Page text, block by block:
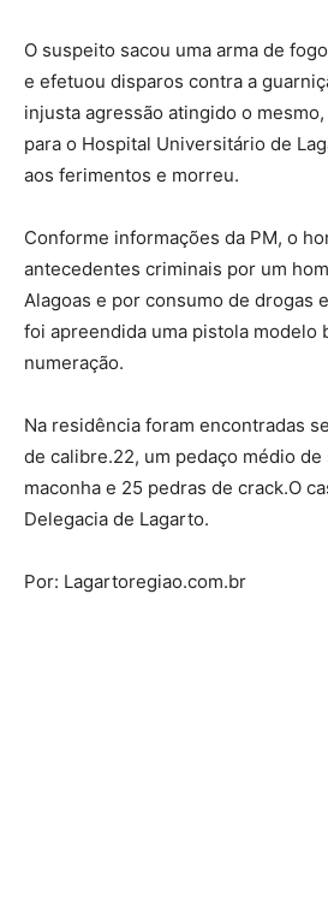
O suspeito sacou uma arma de
e efetuou disparos contra a
injusta agressão atingido o
para o Hospital Universitário de
aos ferimentos e morreu.
Conforme informações da PM, o
antecedentes criminais por um
Alagoas e por consumo de drogas
foi apreendida uma pistola modelo
numeração.
Na residência foram encontradas
de calibre.22, um pedaço médio de
maconha e 25 pedras de crack.O
Delegacia de Lagarto.
Por: Lagartoregiao.com.br